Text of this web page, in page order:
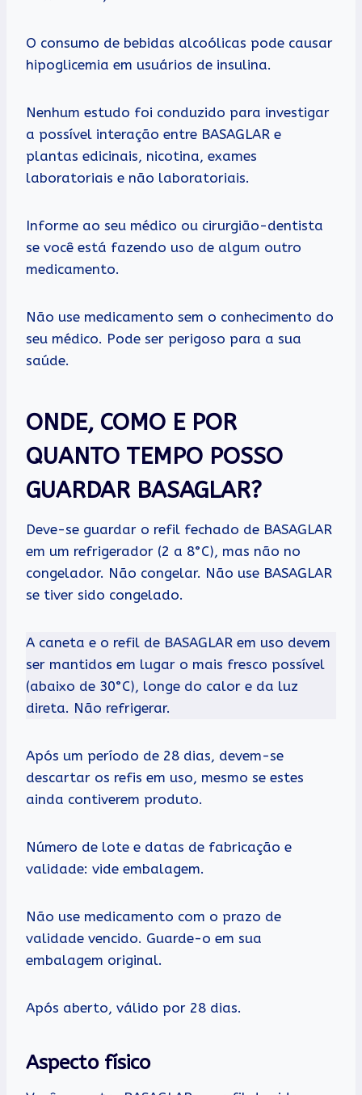
O consumo de bebidas alcoólicas pode causar
hipoglicemia em usuários de insulina.
Nenhum estudo foi conduzido para investigar
a possível interação entre BASAGLAR e
plantas edicinais, nicotina, exames
laboratoriais e não laboratoriais.
Informe ao seu médico ou cirurgião-dentista
se você está fazendo uso de algum outro
medicamento.
Não use medicamento sem o conhecimento do
seu médico. Pode ser perigoso para a sua
saúde.
ONDE, COMO E POR
QUANTO TEMPO POSSO
GUARDAR BASAGLAR?
Deve-se guardar o refil fechado de BASAGLAR
em um refrigerador (2 a 8°C), mas não no
congelador. Não congelar. Não use BASAGLAR
se tiver sido congelado.
A caneta e o refil de BASAGLAR em uso devem
ser mantidos em lugar o mais fresco possível
(abaixo de 30°C), longe do calor e da luz
direta. Não refrigerar.
Após um período de 28 dias, devem-se
descartar os refis em uso, mesmo se estes
ainda contiverem produto.
Número de lote e datas de fabricação e
validade: vide embalagem.
Não use medicamento com o prazo de
validade vencido. Guarde-o em sua
embalagem original.
Após aberto, válido por 28 dias.
Aspecto físico